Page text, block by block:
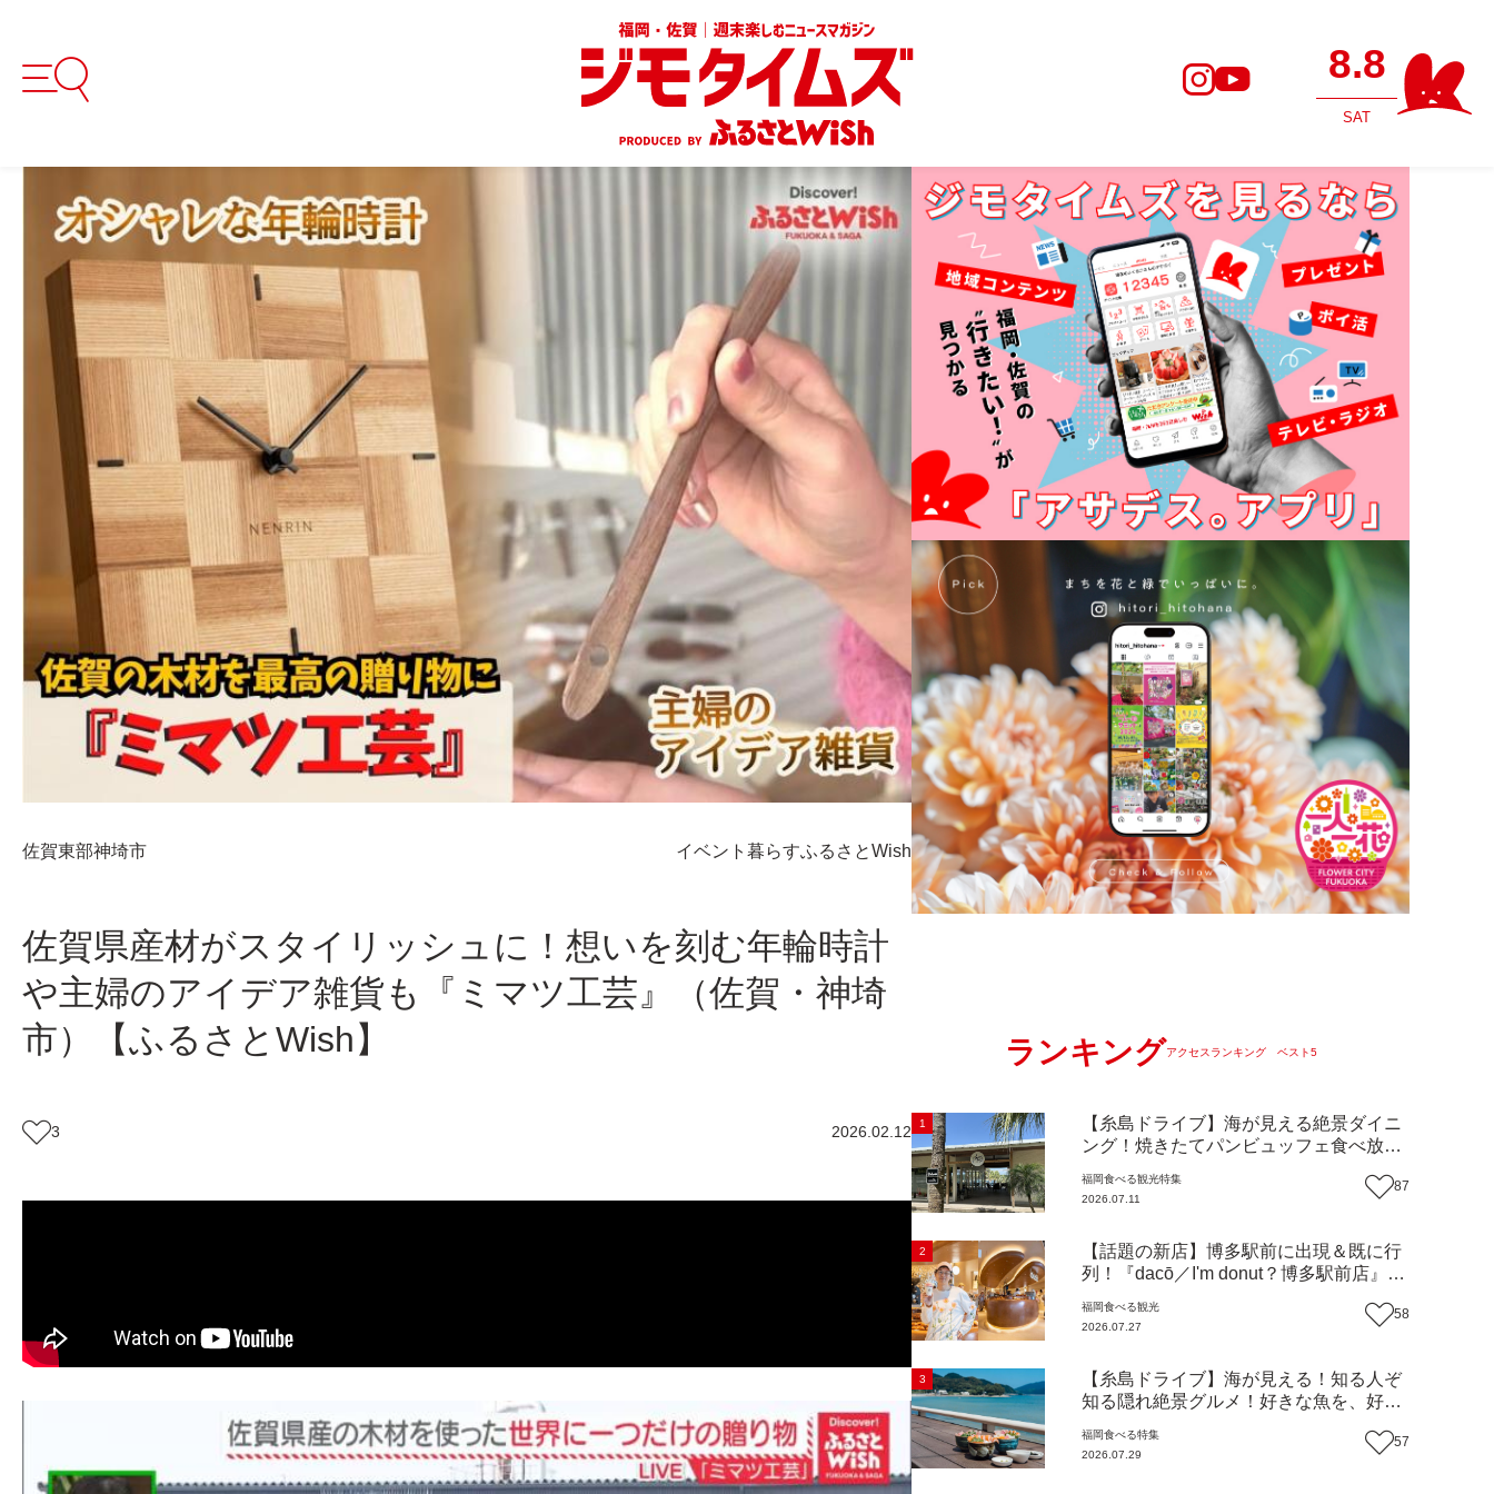
8.8
SAT
佐賀東部神埼市 イベント 暮らすふるさとWish
佐賀県産材がスタイリッシュに！想いを刻む年輪時計
や主婦のアイデア雑貨も『ミマツ工芸』（佐賀・神埼
市）【ふるさとWish】
3 2026.02.12
ランキングアクセスランキング ベスト5
1
【糸島ドライブ】海が見える絶景ダイニ
ング！焼きたてパンビュッフェ食べ放題
『Ibiza Beach Cafe』（福岡・糸島市）
福岡食べる観光特集
2026.07.11
87
2
【話題の新店】博多駅前に出現＆既に行
列！『dacō／I'm donut？博多駅前店』徹
た楽しみ方＆イチオシメニューも紹介！
福岡食べる観光
2026.07.27
58
3
【糸島ドライブ】海が見える！知る人ぞ
知る隠れ絶景グルメ！好きな魚を、好き
はん食堂』（福岡市西区）【まち歩き】
福岡食べる特集
2026.07.29
57